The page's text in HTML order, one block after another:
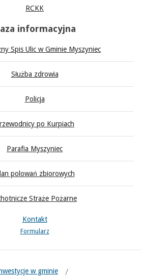
RCKK
informacyjna
Spis Ulic w Gminie Myszyniec
Służba zdrowia
Policja
po Kurpiach
Parafia Myszyniec
polowań zbiorowych
Straże Pożarne
Kontakt
Formularz
w gminie